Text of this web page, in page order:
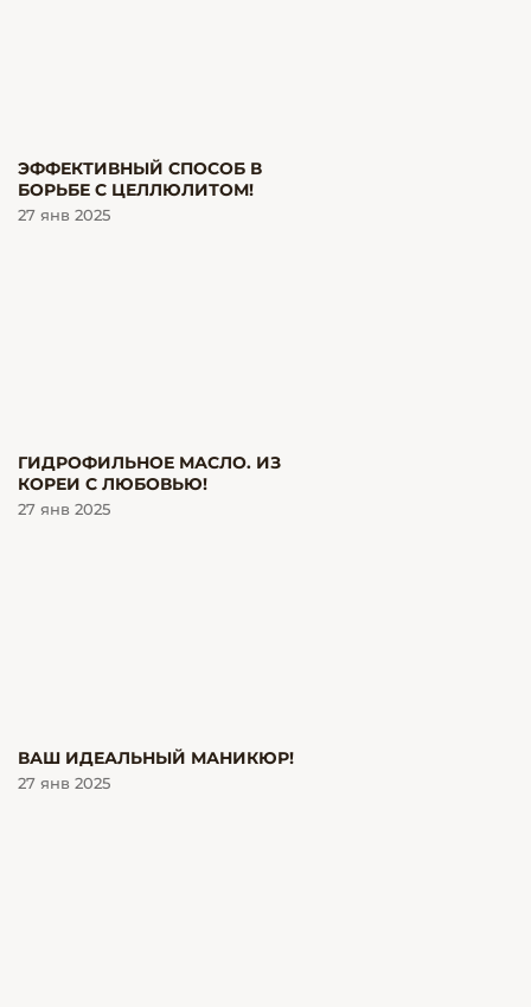
27 янв 2025
ЭФФЕКТИВНЫЙ СПОСОБ В
БОРЬБЕ С ЦЕЛЛЮЛИТОМ!
27 янв 2025
ГИДРОФИЛЬНОЕ МАСЛО. ИЗ
КОРЕИ С ЛЮБОВЬЮ!
27 янв 2025
ВАШ ИДЕАЛЬНЫЙ МАНИКЮР!